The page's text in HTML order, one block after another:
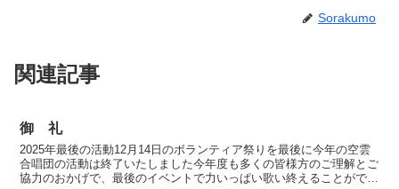
Sorakumo
関連記事
御 礼
2025年最後の活動12月14日のボランティア祭りを最後に今年の空雲
合唱団の活動は終了いたしました今年度も多くの皆様方のご理解とご
協力のおかげで、最後のイベントで力いっぱい歌い終えることができ